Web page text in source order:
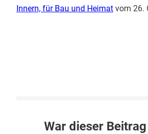
Innern, für Bau und Heimat vom 26.
War dieser